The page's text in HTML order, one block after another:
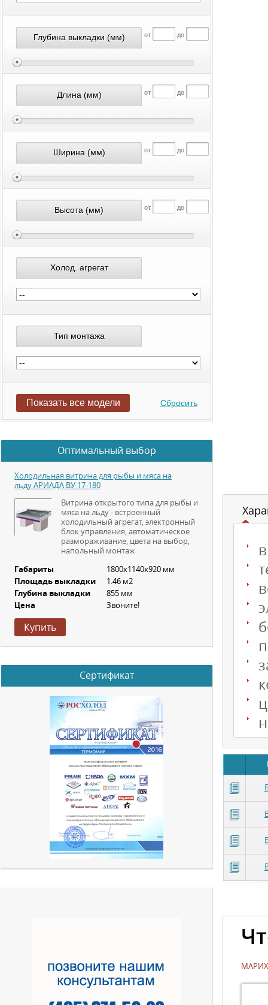
Глубина выкладки (мм) от до
Длина (мм) от до
Ширина (мм) от до
Высота (мм) от до
Холод. агрегат
Тип монтажа
Показать все модели Сбросить
Оптимальный выбор
Холодильная витрина для рыбы и мяса на
льду АРИАДА ВУ 17-180
Витрина открытого типа для рыбы и
мяса на льду - встроенный
холодильный агрегат, электронный
блок управления, автоматическое
размораживание, цвета на выбор,
напольный монтаж
Габариты 1800х1140х920 мм
Площадь выкладки 1.46 м2
Глубина выкладки 855 мм
Цена Звоните!
Купить
Сертификат